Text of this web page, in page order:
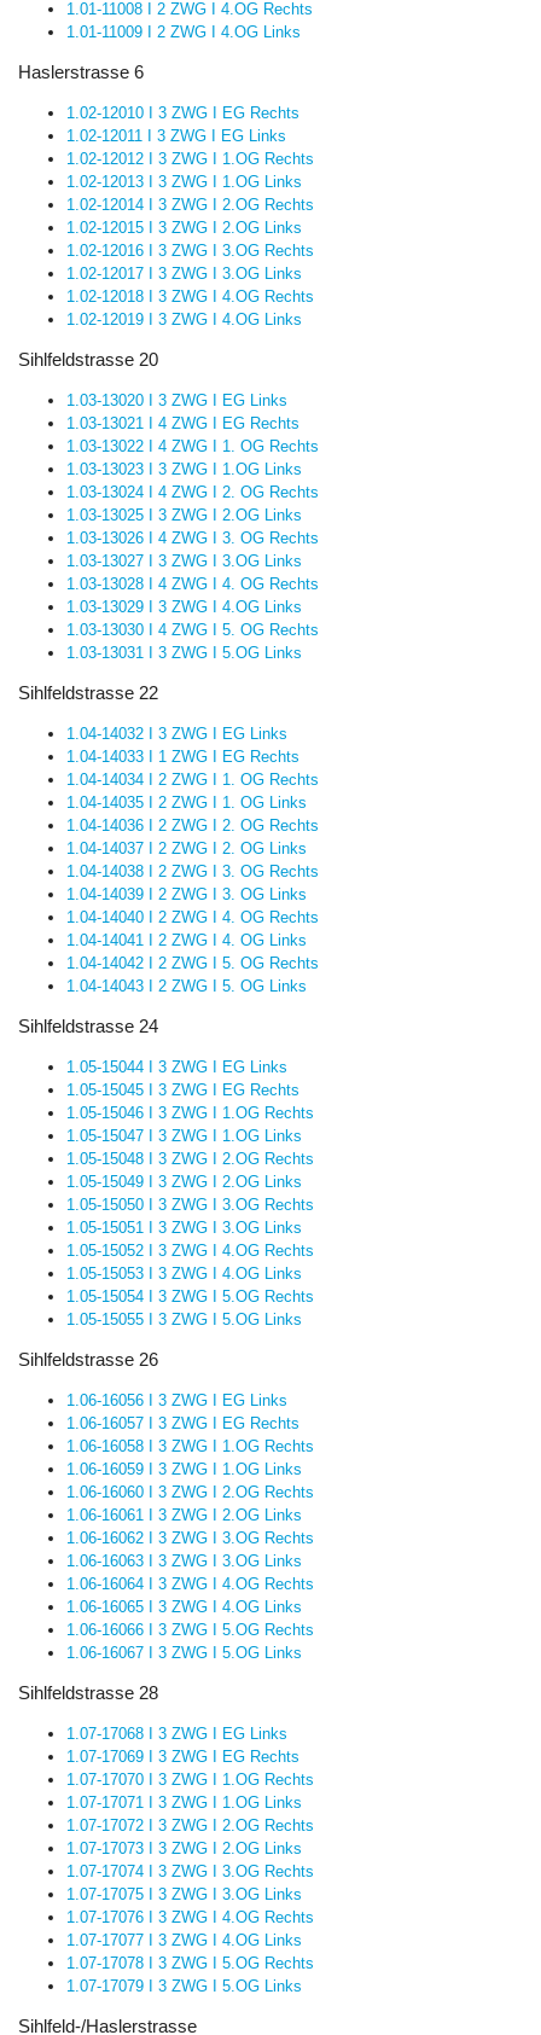
1.01-11008 I 2 ZWG I 4.OG Rechts
1.01-11009 I 2 ZWG I 4.OG Links
Haslerstrasse 6
1.02-12010 I 3 ZWG I EG Rechts
1.02-12011 I 3 ZWG I EG Links
1.02-12012 I 3 ZWG I 1.OG Rechts
1.02-12013 I 3 ZWG I 1.OG Links
1.02-12014 I 3 ZWG I 2.OG Rechts
1.02-12015 I 3 ZWG I 2.OG Links
1.02-12016 I 3 ZWG I 3.OG Rechts
1.02-12017 I 3 ZWG I 3.OG Links
1.02-12018 I 3 ZWG I 4.OG Rechts
1.02-12019 I 3 ZWG I 4.OG Links
Sihlfeldstrasse 20
1.03-13020 I 3 ZWG I EG Links
1.03-13021 I 4 ZWG I EG Rechts
1.03-13022 I 4 ZWG I 1. OG Rechts
1.03-13023 I 3 ZWG I 1.OG Links
1.03-13024 I 4 ZWG I 2. OG Rechts
1.03-13025 I 3 ZWG I 2.OG Links
1.03-13026 I 4 ZWG I 3. OG Rechts
1.03-13027 I 3 ZWG I 3.OG Links
1.03-13028 I 4 ZWG I 4. OG Rechts
1.03-13029 I 3 ZWG I 4.OG Links
1.03-13030 I 4 ZWG I 5. OG Rechts
1.03-13031 I 3 ZWG I 5.OG Links
Sihlfeldstrasse 22
1.04-14032 I 3 ZWG I EG Links
1.04-14033 I 1 ZWG I EG Rechts
1.04-14034 I 2 ZWG I 1. OG Rechts
1.04-14035 I 2 ZWG I 1. OG Links
1.04-14036 I 2 ZWG I 2. OG Rechts
1.04-14037 I 2 ZWG I 2. OG Links
1.04-14038 I 2 ZWG I 3. OG Rechts
1.04-14039 I 2 ZWG I 3. OG Links
1.04-14040 I 2 ZWG I 4. OG Rechts
1.04-14041 I 2 ZWG I 4. OG Links
1.04-14042 I 2 ZWG I 5. OG Rechts
1.04-14043 I 2 ZWG I 5. OG Links
Sihlfeldstrasse 24
1.05-15044 I 3 ZWG I EG Links
1.05-15045 I 3 ZWG I EG Rechts
1.05-15046 I 3 ZWG I 1.OG Rechts
1.05-15047 I 3 ZWG I 1.OG Links
1.05-15048 I 3 ZWG I 2.OG Rechts
1.05-15049 I 3 ZWG I 2.OG Links
1.05-15050 I 3 ZWG I 3.OG Rechts
1.05-15051 I 3 ZWG I 3.OG Links
1.05-15052 I 3 ZWG I 4.OG Rechts
1.05-15053 I 3 ZWG I 4.OG Links
1.05-15054 I 3 ZWG I 5.OG Rechts
1.05-15055 I 3 ZWG I 5.OG Links
Sihlfeldstrasse 26
1.06-16056 I 3 ZWG I EG Links
1.06-16057 I 3 ZWG I EG Rechts
1.06-16058 I 3 ZWG I 1.OG Rechts
1.06-16059 I 3 ZWG I 1.OG Links
1.06-16060 I 3 ZWG I 2.OG Rechts
1.06-16061 I 3 ZWG I 2.OG Links
1.06-16062 I 3 ZWG I 3.OG Rechts
1.06-16063 I 3 ZWG I 3.OG Links
1.06-16064 I 3 ZWG I 4.OG Rechts
1.06-16065 I 3 ZWG I 4.OG Links
1.06-16066 I 3 ZWG I 5.OG Rechts
1.06-16067 I 3 ZWG I 5.OG Links
Sihlfeldstrasse 28
1.07-17068 I 3 ZWG I EG Links
1.07-17069 I 3 ZWG I EG Rechts
1.07-17070 I 3 ZWG I 1.OG Rechts
1.07-17071 I 3 ZWG I 1.OG Links
1.07-17072 I 3 ZWG I 2.OG Rechts
1.07-17073 I 3 ZWG I 2.OG Links
1.07-17074 I 3 ZWG I 3.OG Rechts
1.07-17075 I 3 ZWG I 3.OG Links
1.07-17076 I 3 ZWG I 4.OG Rechts
1.07-17077 I 3 ZWG I 4.OG Links
1.07-17078 I 3 ZWG I 5.OG Rechts
1.07-17079 I 3 ZWG I 5.OG Links
Sihlfeld-/Haslerstrasse